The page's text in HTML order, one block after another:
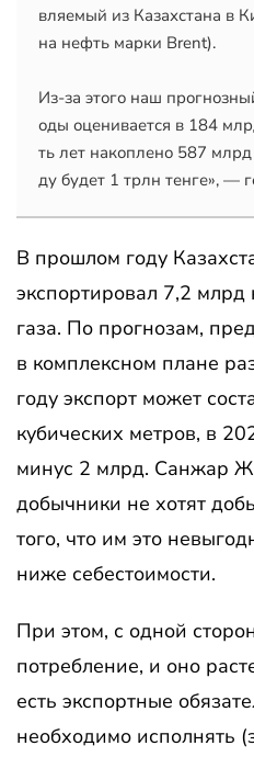
вляемый из Казахстана в
на нефть марки Brent).
Из-за этого наш
оды оценивается в 184
ть лет накоплено 587
ду будет 1 трлн тенге», —
В прошлом году
экспортировал 7,2 млрд
газа. По прогнозам,
в комплексном плане
году экспорт может
кубических метров, в
минус 2 млрд. Санжар
добычники не хотят
того, что им это
ниже себестоимости.
При этом, с одной
потребление, и оно
есть экспортные
необходимо исполнять